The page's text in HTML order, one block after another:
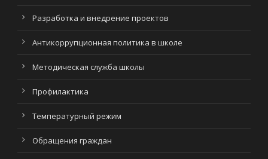
Разработка и внедрение проектов
Антикоррупционная политика в школе
Методическая служба школы
Профилактика
Температурный режим
Обращения граждан